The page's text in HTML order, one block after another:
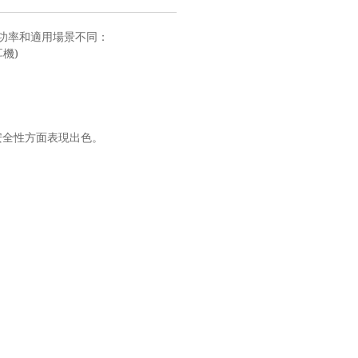
率和適用場景不同：
機)
性方面表現出色。